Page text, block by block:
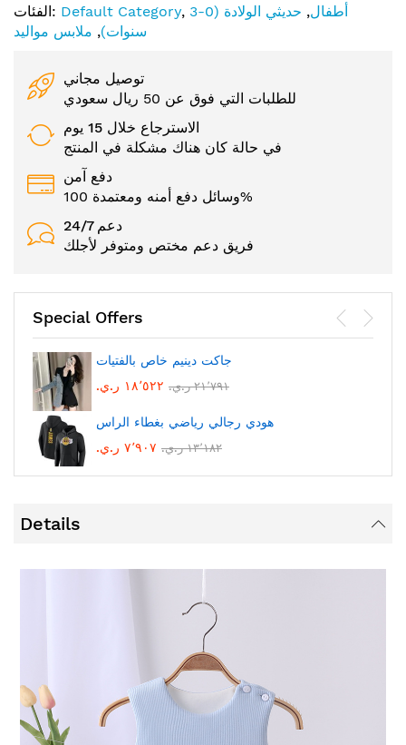
الفئات: Default Category, أطفال,
حديثي الولادة (0-3
سنوات), ملابس مواليد
توصيل مجاني
للطلبات التي فوق عن 50 ريال سعودي
الاسترجاع خلال 15 يوم
في حالة كان هناك مشكلة في المنتج
دفع آمن
وسائل دفع أمنه ومعتمدة 100%
24/7 دعم
فريق دعم مختص ومتوفر لأجلك
Special Offers
جاكت دينيم خاص بالفتيات
١٨٬٥٢٢ ر.ي.‏
٢١٬٧٩١ ر.ي.‏
هودي رجالي رياضي بغطاء الراس
٧٬٩٠٧ ر.ي.‏
١٣٬١٨٢ ر.ي.‏
Details